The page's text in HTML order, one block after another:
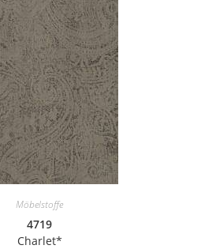
Möbelstoffe
4719
Charlet*